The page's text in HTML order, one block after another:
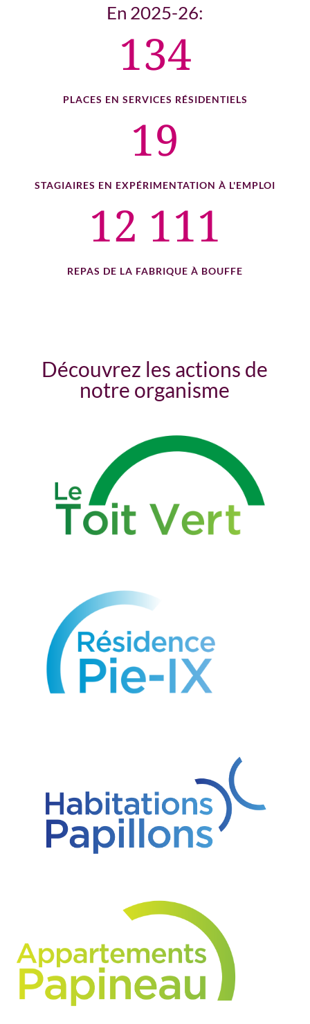
En 2025-26:
134
PLACES EN SERVICES RÉSIDENTIELS
19
STAGIAIRES EN EXPÉRIMENTATION À L'EMPLOI
12 111
REPAS DE LA FABRIQUE À BOUFFE
Découvrez les actions de
notre organisme